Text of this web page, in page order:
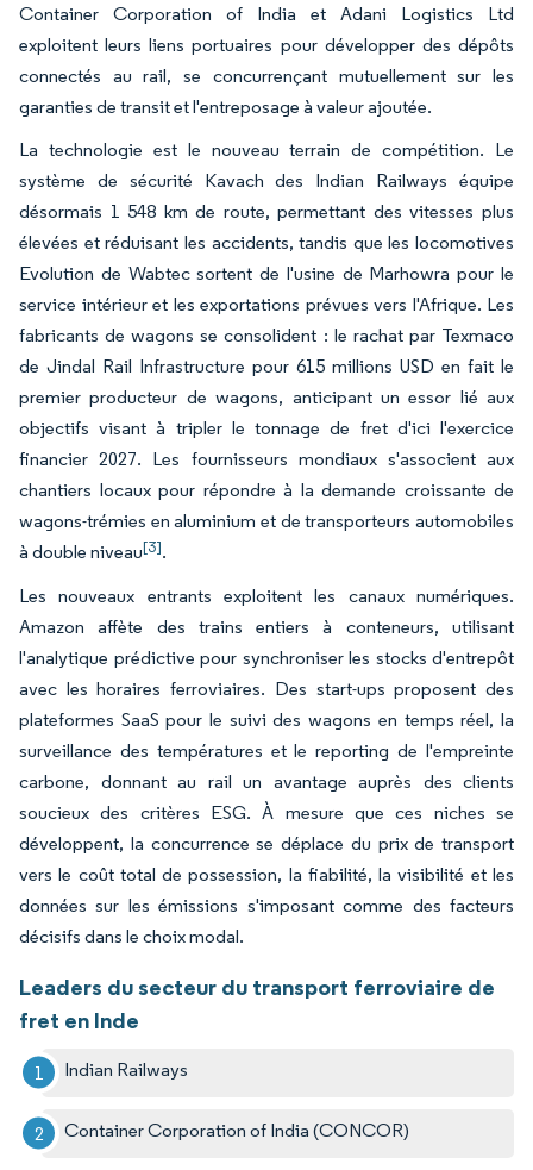
Container Corporation of India et Adani Logistics Ltd
exploitent leurs liens portuaires pour développer des dépôts
connectés au rail, se concurrençant mutuellement sur les
garanties de transit et l'entreposage à valeur ajoutée.
La technologie est le nouveau terrain de compétition. Le
système de sécurité Kavach des Indian Railways équipe
désormais 1 548 km de route, permettant des vitesses plus
élevées et réduisant les accidents, tandis que les locomotives
Evolution de Wabtec sortent de l'usine de Marhowra pour le
service intérieur et les exportations prévues vers l'Afrique. Les
fabricants de wagons se consolident : le rachat par Texmaco
de Jindal Rail Infrastructure pour 615 millions USD en fait le
premier producteur de wagons, anticipant un essor lié aux
objectifs visant à tripler le tonnage de fret d'ici l'exercice
financier 2027. Les fournisseurs mondiaux s'associent aux
chantiers locaux pour répondre à la demande croissante de
wagons-trémies en aluminium et de transporteurs automobiles
à double niveau[3].
Les nouveaux entrants exploitent les canaux numériques.
Amazon affète des trains entiers à conteneurs, utilisant
l'analytique prédictive pour synchroniser les stocks d'entrepôt
avec les horaires ferroviaires. Des start-ups proposent des
plateformes SaaS pour le suivi des wagons en temps réel, la
surveillance des températures et le reporting de l'empreinte
carbone, donnant au rail un avantage auprès des clients
soucieux des critères ESG. À mesure que ces niches se
développent, la concurrence se déplace du prix de transport
vers le coût total de possession, la fiabilité, la visibilité et les
données sur les émissions s'imposant comme des facteurs
décisifs dans le choix modal.
Leaders du secteur du transport ferroviaire de
fret en Inde
Indian Railways
Container Corporation of India (CONCOR)